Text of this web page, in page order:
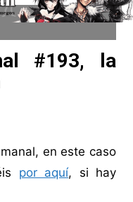
#193, la
en este caso
por aquí, si hay